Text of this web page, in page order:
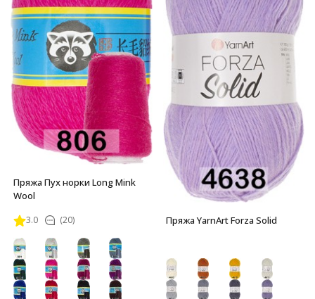
Пряжа Пух норки Long Mink
Wool
3.0 (20) Пряжа YarnArt Forza Solid